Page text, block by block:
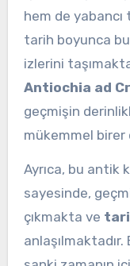
hem de
tarih boyunca
izlerini
Antiochia ad
geçmişin
mükemmel birer
Ayrıca, bu antik
sayesinde,
çıkmakta ve
anlaşılmaktadır.